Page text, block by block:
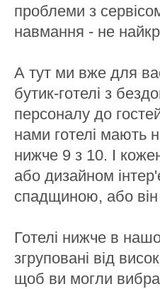
проблеми з
навмання - не
А тут ми вже для
бутик-готелі з
персоналу до
нами готелі мають
нижче 9 з 10. І
або дизайном
спадщиною, або він
Готелі нижче в
згруповані від
щоб ви могли